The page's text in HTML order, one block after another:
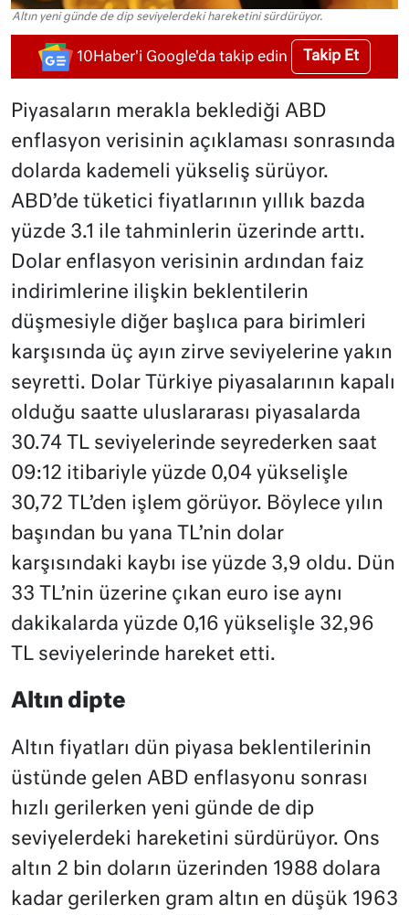
Altın yeni günde de dip seviyelerdeki hareketini sürdürüyor.
10Haber'i Google'da takip edin Takip Et
Piyasaların merakla beklediği ABD
enflasyon verisinin açıklaması sonrasında
dolarda kademeli yükseliş sürüyor.
ABD’de tüketici fiyatlarının yıllık bazda
yüzde 3.1 ile tahminlerin üzerinde arttı.
Dolar enflasyon verisinin ardından faiz
indirimlerine ilişkin beklentilerin
düşmesiyle diğer başlıca para birimleri
karşısında üç ayın zirve seviyelerine yakın
seyretti. Dolar Türkiye piyasalarının kapalı
olduğu saatte uluslararası piyasalarda
30.74 TL seviyelerinde seyrederken saat
09:12 itibariyle yüzde 0,04 yükselişle
30,72 TL’den işlem görüyor. Böylece yılın
başından bu yana TL’nin dolar
karşısındaki kaybı ise yüzde 3,9 oldu. Dün
33 TL’nin üzerine çıkan euro ise aynı
dakikalarda yüzde 0,16 yükselişle 32,96
TL seviyelerinde hareket etti.
Altın dipte
Altın fiyatları dün piyasa beklentilerinin
üstünde gelen ABD enflasyonu sonrası
hızlı gerilerken yeni günde de dip
seviyelerdeki hareketini sürdürüyor. Ons
altın 2 bin doların üzerinden 1988 dolara
kadar gerilerken gram altın en düşük 1963